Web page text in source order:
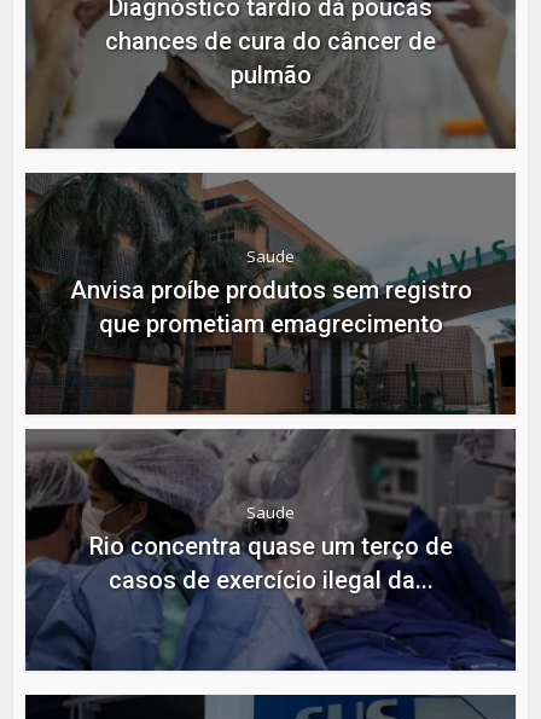
Diagnóstico tardio dá poucas
chances de cura do câncer de
pulmão
Saude
Anvisa proíbe produtos sem registro
que prometiam emagrecimento
Saude
Rio concentra quase um terço de
casos de exercício ilegal da...